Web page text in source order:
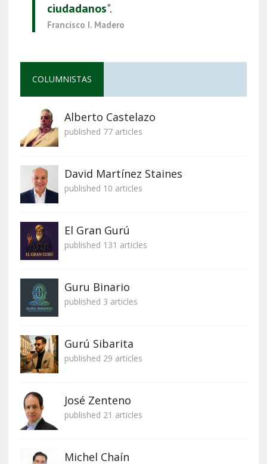
ciudadanos".
Francisco I. Madero
COLUMNISTAS
Alberto Castelazo
published 77 articles
David Martínez Staines
published 10 articles
El Gran Gurú
published 131 articles
Guru Binario
published 3 articles
Gurú Sibarita
published 29 articles
José Zenteno
published 21 articles
Michel Chaín